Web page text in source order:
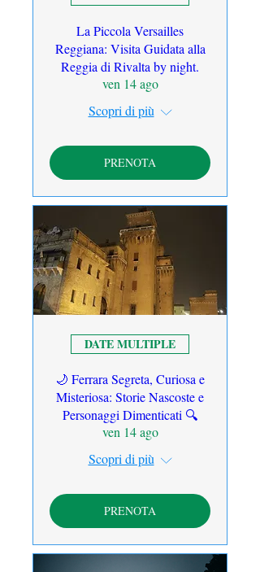
La Piccola Versailles
Reggiana: Visita Guidata alla
Reggia di Rivalta by night.
ven 14 ago
Scopri di più
PRENOTA
DATE MULTIPLE
🌙 Ferrara Segreta, Curiosa e
Misteriosa: Storie Nascoste e
Personaggi Dimenticati 🔍
ven 14 ago
Scopri di più
PRENOTA